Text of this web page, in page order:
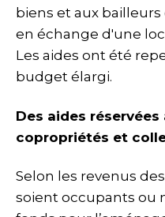
biens et aux
en échange d'une
Les aides ont été
budget élargi.
Des aides
copropriétés et
Selon les revenus
soient occupants ou